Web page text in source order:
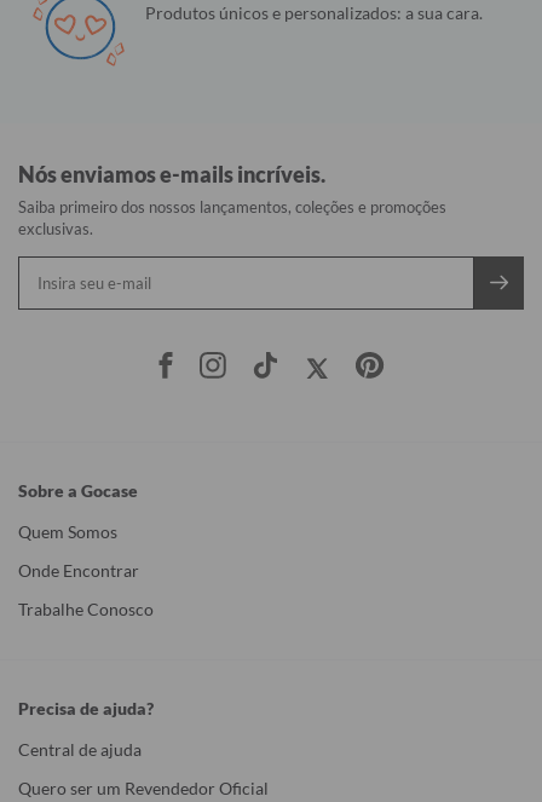
Produtos únicos e personalizados: a sua cara.
Nós enviamos e-mails incríveis.
Saiba primeiro dos nossos lançamentos, coleções e promoções
exclusivas.
Sobre a Gocase
Quem Somos
Onde Encontrar
Trabalhe Conosco
Precisa de ajuda?
Central de ajuda
Quero ser um Revendedor Oficial